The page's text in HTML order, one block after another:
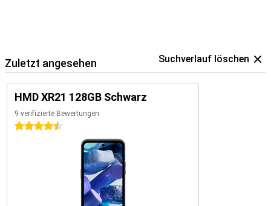
Zuletzt angesehen Suchverlauf löschen
HMD XR21 128GB Schwarz
9 verifizierte Bewertungen
4.5 Sterne